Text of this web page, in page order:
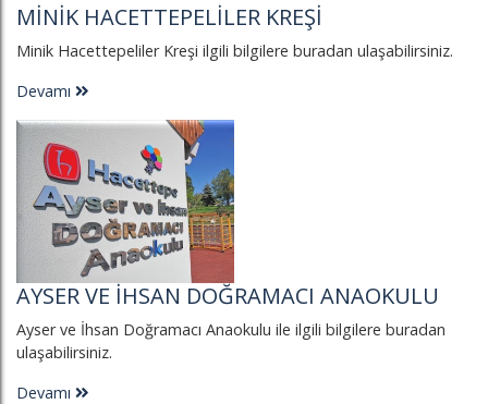
MINIK HACETTEPELILER KREŞI
Minik Hacettepeliler Kreşi ilgili bilgilere buradan ulaşabilirsiniz.
Devamı
AYSER VE İHSAN DOĞRAMACI ANAOKULU
Ayser ve İhsan Doğramacı Anaokulu ile ilgili bilgilere buradan
ulaşabilirsiniz.
Devamı